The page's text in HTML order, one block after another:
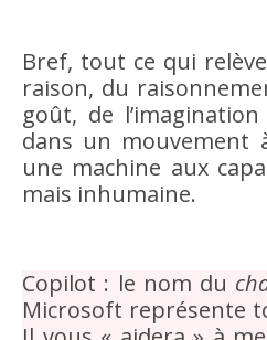
Bref, tout ce qui
raison, du
goût, de
dans un mouvement
une machine aux
mais inhumaine.
Copilot : le nom du
Microsoft représente